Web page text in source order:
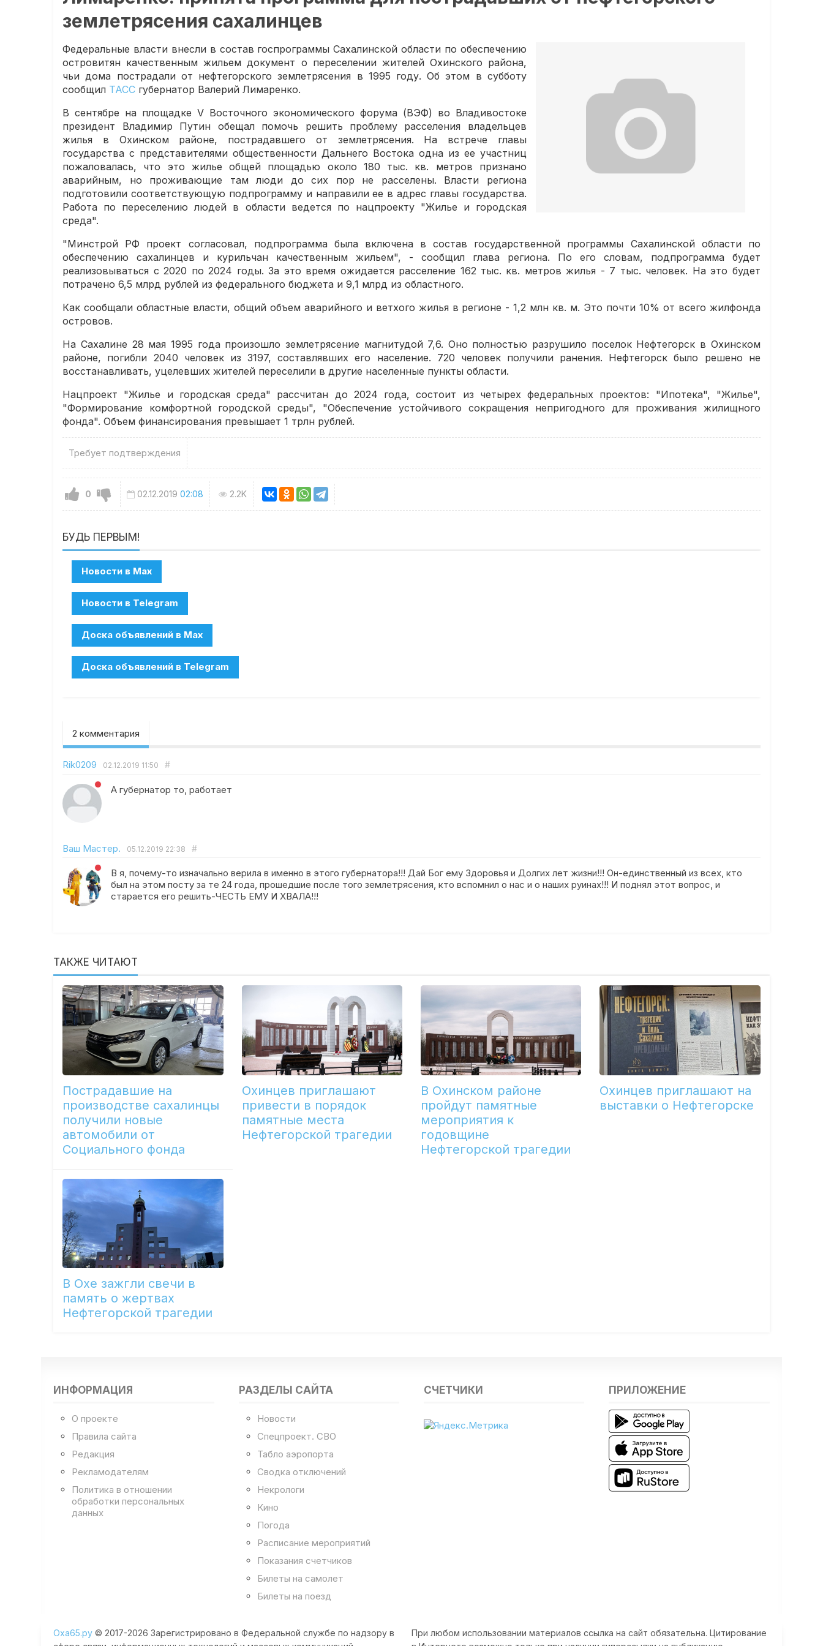
землетрясения сахалинцев
Федеральные власти внесли в состав госпрограммы Сахалинской области по обеспечению
островитян качественным жильем документ о переселении жителей Охинского района,
чьи дома пострадали от нефтегорского землетрясения в 1995 году. Об этом в субботу
сообщил ТАСС губернатор Валерий Лимаренко.
В сентябре на площадке V Восточного экономического форума (ВЭФ) во Владивостоке
президент Владимир Путин обещал помочь решить проблему расселения владельцев
жилья в Охинском районе, пострадавшего от землетрясения. На встрече главы
государства с представителями общественности Дальнего Востока одна из ее участниц
пожаловалась, что это жилье общей площадью около 180 тыс. кв. метров признано
аварийным, но проживающие там люди до сих пор не расселены. Власти региона
подготовили соответствующую подпрограмму и направили ее в адрес главы государства.
Работа по переселению людей в области ведется по нацпроекту "Жилье и городская
среда".
"Минстрой РФ проект согласовал, подпрограмма была включена в состав государственной программы Сахалинской области по
обеспечению сахалинцев и курильчан качественным жильем", - сообщил глава региона. По его словам, подпрограмма будет
реализовываться с 2020 по 2024 годы. За это время ожидается расселение 162 тыс. кв. метров жилья - 7 тыс. человек. На это будет
потрачено 6,5 млрд рублей из федерального бюджета и 9,1 млрд из областного.
Как сообщали областные власти, общий объем аварийного и ветхого жилья в регионе - 1,2 млн кв. м. Это почти 10% от всего жилфонда
островов.
На Сахалине 28 мая 1995 года произошло землетрясение магнитудой 7,6. Оно полностью разрушило поселок Нефтегорск в Охинском
районе, погибли 2040 человек из 3197, составлявших его население. 720 человек получили ранения. Нефтегорск было решено не
восстанавливать, уцелевших жителей переселили в другие населенные пункты области.
Нацпроект "Жилье и городская среда" рассчитан до 2024 года, состоит из четырех федеральных проектов: "Ипотека", "Жилье",
"Формирование комфортной городской среды", "Обеспечение устойчивого сокращения непригодного для проживания жилищного
фонда". Объем финансирования превышает 1 трлн рублей.
Требует подтверждения
0 02.12.2019 02:08 2.2K
БУДЬ ПЕРВЫМ!
2 комментария
Rik0209 02.12.2019 11:50 #
А губернатор то, работает
Ваш Мастер. 05.12.2019 22:38 #
В я, почему-то изначально верила в именно в этого губернатора!!! Дай Бог ему Здоровья и Долгих лет жизни!!! Он-единственный из всех, кто
был на этом посту за те 24 года, прошедшие после того землетрясения, кто вспомнил о нас и о наших руинах!!! И поднял этот вопрос, и
старается его решить-ЧЕСТЬ ЕМУ И ХВАЛА!!!
ТАКЖЕ ЧИТАЮТ
Пострадавшие на
производстве сахалинцы
получили новые
автомобили от
Социального фонда
Охинцев приглашают
привести в порядок
памятные места
Нефтегорской трагедии
В Охинском районе
пройдут памятные
мероприятия к
годовщине
Нефтегорской трагедии
Охинцев приглашают на
выставки о Нефтегорске
В Охе зажгли свечи в
память о жертвах
Нефтегорской трагедии
ИНФОРМАЦИЯ
О проекте
Правила сайта
Редакция
Рекламодателям
Политика в отношении
обработки персональных
данных
РАЗДЕЛЫ САЙТА
Новости
Спецпроект. СВО
Табло аэропорта
Сводка отключений
Некрологи
Кино
Погода
Расписание мероприятий
Показания счетчиков
Билеты на самолет
Билеты на поезд
СЧЕТЧИКИ ПРИЛОЖЕНИЕ
При любом использовании материалов ссылка на сайт обязательна. Цитирование
Оха65.ру © 2017-2026 Зарегистрировано в Федеральной службе по надзору в